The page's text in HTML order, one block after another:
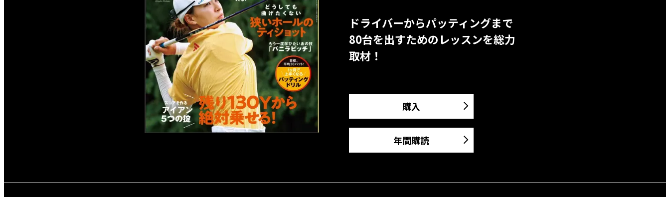
ドライバーからパッティングまで
80台を出すためのレッスンを総力
取材！
購入
年間購読